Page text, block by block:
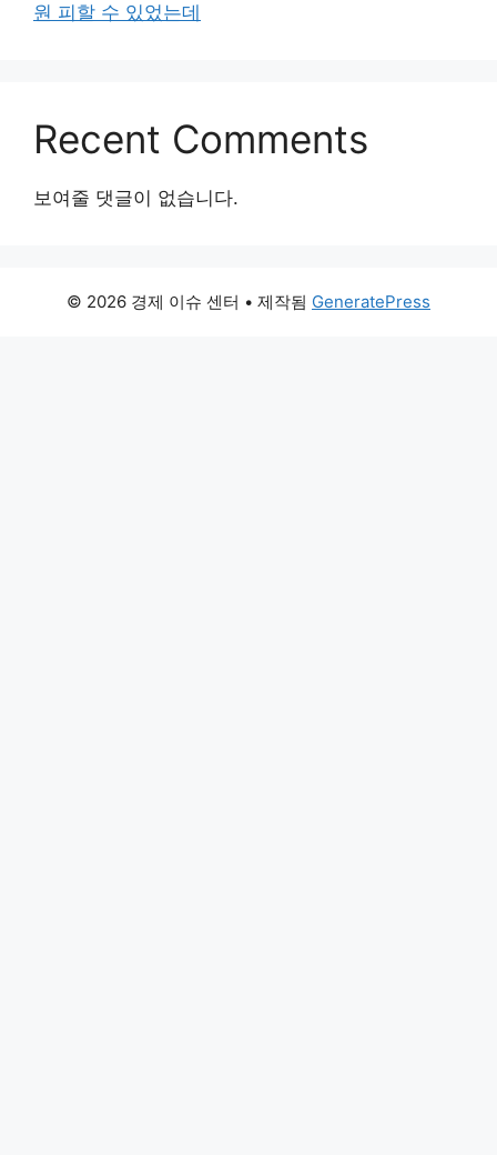
원 피할 수 있었는데
Recent Comments
보여줄 댓글이 없습니다.
© 2026 경제 이슈 센터 • 제작됨 GeneratePress